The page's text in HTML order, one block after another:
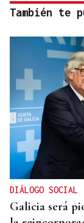
También te
DIÁLOGO SOCIAL
Galicia será